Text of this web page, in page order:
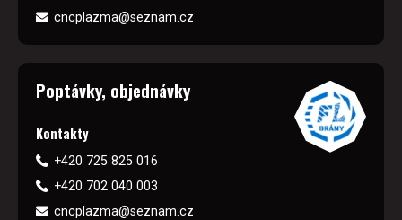
cncplazma@seznam.cz
Poptávky, objednávky
Kontakty
+420 725 825 016
+420 702 040 003
cncplazma@seznam.cz